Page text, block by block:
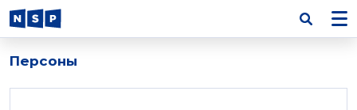
Персоны